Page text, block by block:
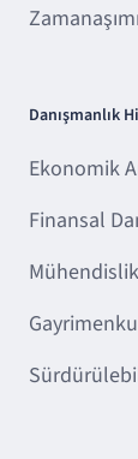
Danışmanlık
Ekonomik
Finansal